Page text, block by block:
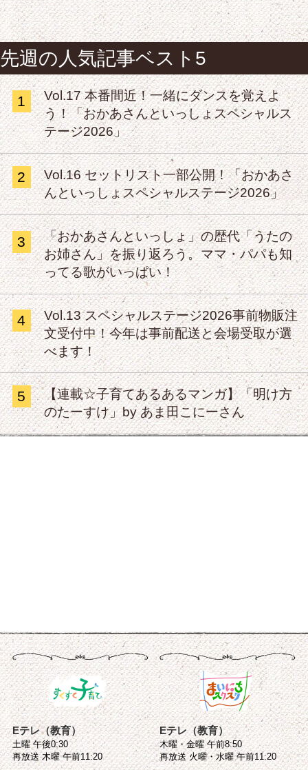
先週の人気記事ベスト5
1
Vol.17 本番間近！一緒にダンスを覚えよ
う！「おかあさんといっしょスペシャルス
テージ2026」
2
Vol.16 セットリスト一部公開！「おかあさ
んといっしょスペシャルステージ2026」
3
「おかあさんといっしょ」の歴代「うたの
お姉さん」を振り返ろう。ママ・パパも知
ってる歌がいっぱい！
4
Vol.13 スペシャルステージ2026事前物販注
文受付中！今年は事前配送と会場受取が選
べます！
5
【連載☆子育てあるあるマンガ】「明け方
のたーすけ」by あま田こにーさん
Eテレ（教育）
土曜 午後0:30
再放送 木曜 午前11:20
Eテレ（教育）
木曜・金曜 午前8:50
再放送 火曜・水曜 午前11:20